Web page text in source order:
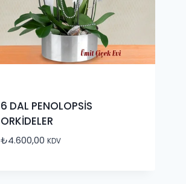
6 DAL PENOLOPSİS
ORKİDELER
₺4.600,00 KDV